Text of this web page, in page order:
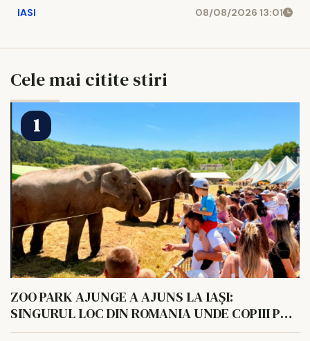
IASI 08/08/2026 13:01
Cele mai citite stiri
ZOO PARK AJUNGE A AJUNS LA IAȘI:
SINGURUL LOC DIN ROMANIA UNDE COPIII POT
HRANI UN ELEFANT